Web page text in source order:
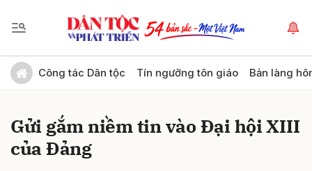
Công tác Dân tộc Tín ngưỡng tôn giáo Bản làng
Gửi gắm niềm tin vào Đại hội XIII
của Đảng
Gửi bình luận